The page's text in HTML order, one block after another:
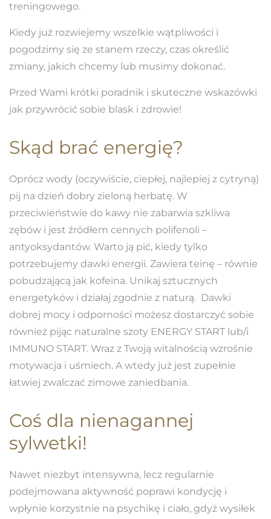
treningowego.
Kiedy już rozwiejemy wszelkie wątpliwości i
pogodzimy się ze stanem rzeczy, czas określić
zmiany, jakich chcemy lub musimy dokonać.
Przed Wami krótki poradnik i skuteczne wskazówki
jak przywrócić sobie blask i zdrowie!
Skąd brać energię?
Oprócz wody (oczywiście, ciepłej, najlepiej z cytryną)
pij na dzień dobry zieloną herbatę. W
przeciwieństwie do kawy nie zabarwia szkliwa
zębów i jest źródłem cennych polifenoli –
antyoksydantów. Warto ją pić, kiedy tylko
potrzebujemy dawki energii. Zawiera teinę – równie
pobudzającą jak kofeina. Unikaj sztucznych
energetyków i działaj zgodnie z naturą. Dawki
dobrej mocy i odporności możesz dostarczyć sobie
również pijąc naturalne szoty ENERGY START lub/i
IMMUNO START. Wraz z Twoją witalnością wzrośnie
motywacja i uśmiech. A wtedy już jest zupełnie
łatwiej zwalczać zimowe zaniedbania.
Coś dla nienagannej
sylwetki!
Nawet niezbyt intensywna, lecz regularnie
podejmowana aktywność poprawi kondycję i
wpłynie korzystnie na psychikę i ciało, gdyż wysiłek